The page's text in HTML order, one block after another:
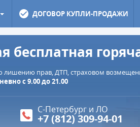
ДОГОВОР КУПЛИ-ПРОДАЖИ
бесплатная
лишению прав, ДТП, страховом
с 9.00 до 21.00
С-Петербург и ЛО
+7 (812) 309-94-01